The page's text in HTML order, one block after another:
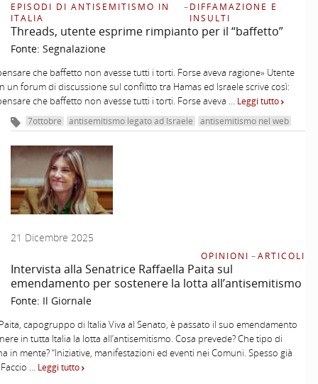
EPISODI DI ANTISEMITISMO IN
ITALIA
–DIFFAMAZIONE E
INSULTI
Threads, utente esprime rimpianto per il “baffetto”
Fonte: Segnalazione
che baffetto non avesse tutti i torti. Forse aveva ragione» Utente
un forum di discussione sul conflitto tra Hamas ed Israele scrive così:
che baffetto non avesse tutti i torti. Forse aveva … Leggi tutto
7ottobre antisemitismo legato ad Israele antisemitismo nel web
21 Dicembre 2025
OPINIONI –ARTICOLI
Intervista alla Senatrice Raffaella Paita sul
emendamento per sostenere la lotta all’antisemitismo
Fonte: Il Giornale
capogruppo di Italia Viva al Senato, è passato il suo emendamento
in tutta Italia la lotta all’antisemitismo. Cosa prevede? Che tipo di
in mente? “Iniziative, manifestazioni ed eventi nei Comuni. Spesso già
… Leggi tutto